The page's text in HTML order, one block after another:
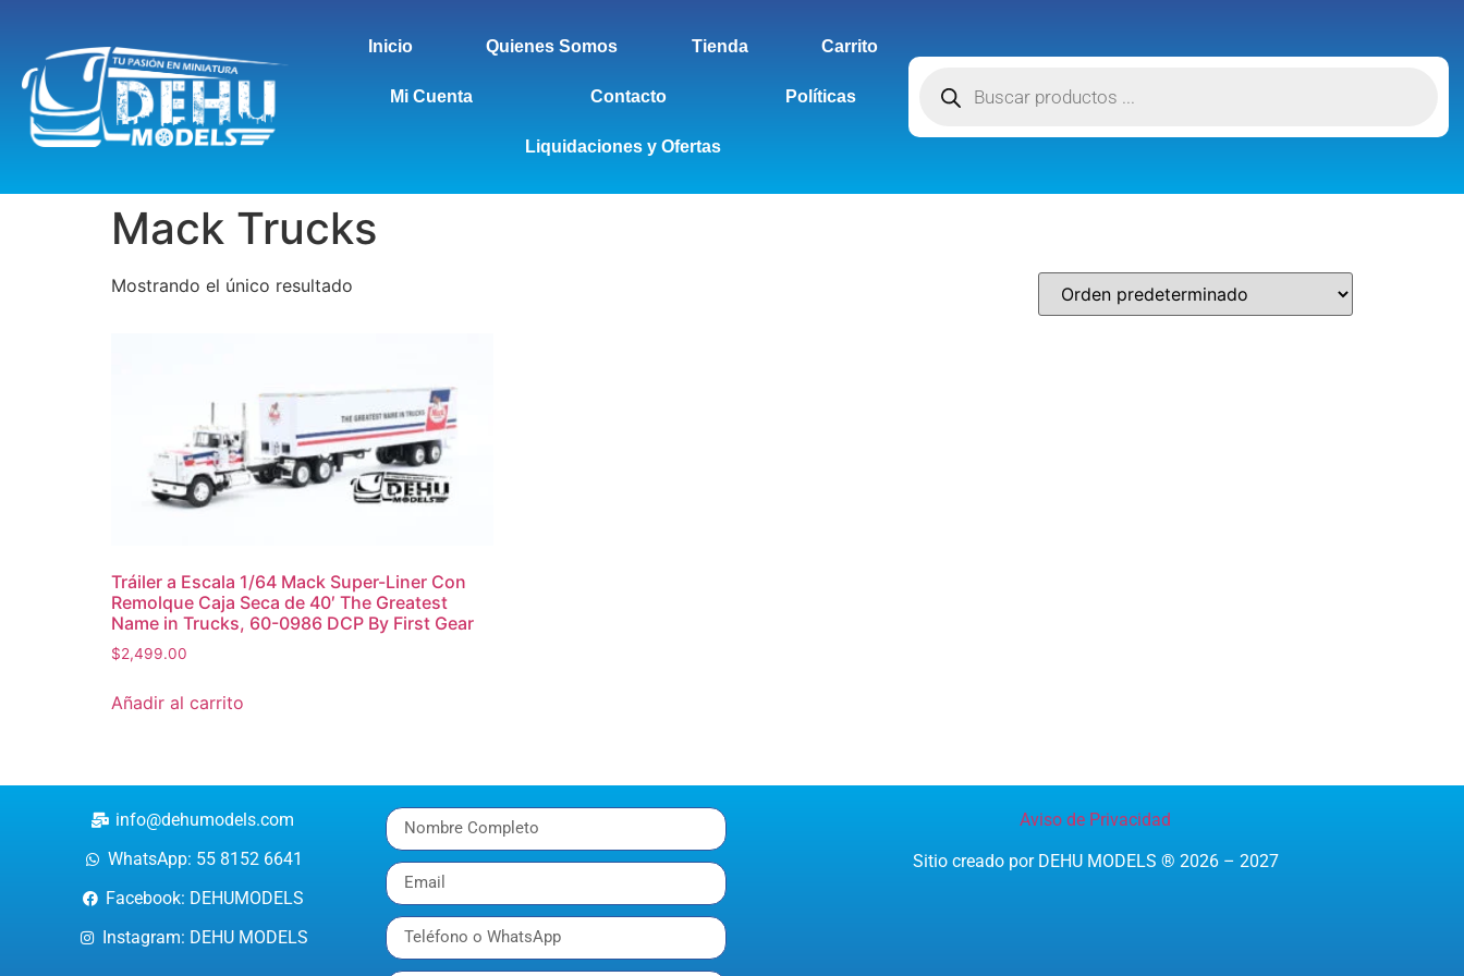
Inicio Quienes Somos Tienda Carrito
Mi Cuenta Contacto Políticas
Liquidaciones y Ofertas
Mack Trucks
Mostrando el único resultado
Tráiler a Escala 1/64 Mack Super-Liner Con
Remolque Caja Seca de 40′ The Greatest
Name in Trucks, 60-0986 DCP By First Gear
$2,499.00
Añadir al carrito
info@dehumodels.com
WhatsApp: 55 8152 6641
Facebook: DEHUMODELS
Instagram: DEHU MODELS
Aviso de Privacidad
Sitio creado por DEHU MODELS ® 2026 – 2027